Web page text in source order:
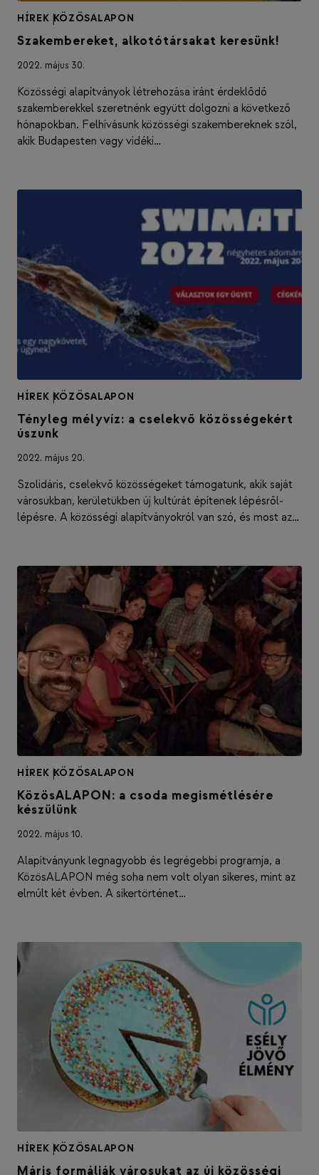
HÍREK |
KÖZÖSALAPON
Szakembereket, alkotótársakat keresünk!
2022. május 30.
Közösségi alapítványok létrehozása iránt érdeklődő
szakemberekkel szeretnénk együtt dolgozni a következő
hónapokban. Felhívásunk közösségi szakembereknek szól,
akik Budapesten vagy vidéki…
HÍREK |
KÖZÖSALAPON
Tényleg mélyvíz: a cselekvő közösségekért
úszunk
2022. május 20.
Szolidáris, cselekvő közösségeket támogatunk, akik saját
városukban, kerületükben új kultúrát építenek lépésről-
lépésre. A közösségi alapítványokról van szó, és most az…
HÍREK |
KÖZÖSALAPON
KözösALAPON: a csoda megismétlésére
készülünk
2022. május 10.
Alapítványunk legnagyobb és legrégebbi programja, a
KözösALAPON még soha nem volt olyan sikeres, mint az
elmúlt két évben. A sikertörténet…
HÍREK |
KÖZÖSALAPON
Máris formálják városukat az új közösségi